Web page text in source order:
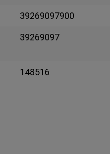
39269097900
39269097
148516